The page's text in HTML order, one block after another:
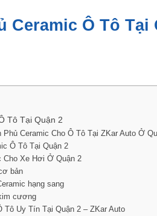
Ceramic Ô Tô Tại
Tô Tại Quận 2
Phủ Ceramic Cho Ô Tô Tại ZKar Auto Ở
Ô Tô Tại Quận 2
Cho Xe Hơi Ở Quận 2
bản
hạng sang
cương
Tô Uy Tín Tại Quận 2 – ZKar Auto